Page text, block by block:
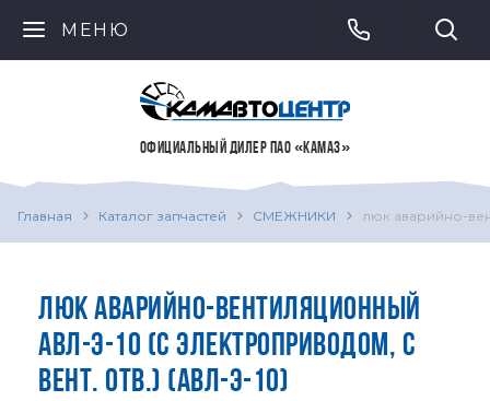
МЕНЮ
ОФИЦИАЛЬНЫЙ ДИЛЕР ПАО «КАМАЗ»
Главная Каталог запчастей СМЕЖНИКИ люк аварийно-
ЛЮК АВАРИЙНО-ВЕНТИЛЯЦИОННЫЙ
АВЛ-Э-10 (С ЭЛЕКТРОПРИВОДОМ, С
ВЕНТ. ОТВ.) (АВЛ-Э-10)